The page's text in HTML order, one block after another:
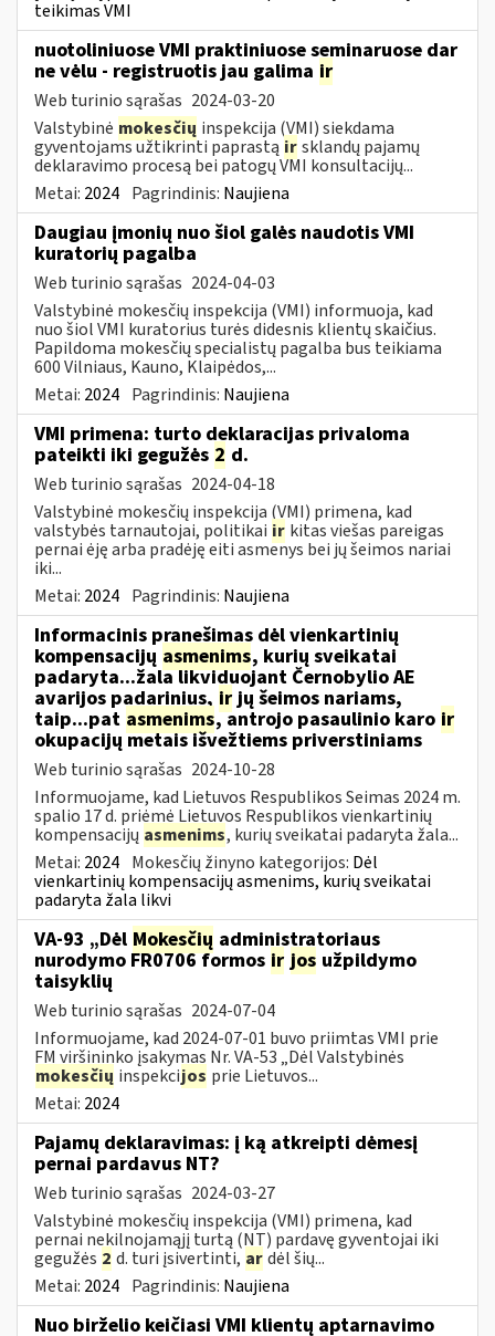
teikimas VMI
nuotoliniuose VMI praktiniuose seminaruose dar
ne vėlu - registruotis jau galima ir
Web turinio sąrašas 2024-03-20
Valstybinė mokesčių inspekcija (VMI) siekdama
gyventojams užtikrinti paprastą irsklandų pajamų
deklaravimo procesą bei patogų VMI konsultacijų...
Metai: 2024 Pagrindinis: Naujiena
Daugiau įmonių nuo šiol galės naudotis VMI
kuratorių pagalba
Web turinio sąrašas 2024-04-03
Valstybinė mokesčių inspekcija (VMI) informuoja, kad
nuo šiol VMI kuratorius turės didesnis klientų skaičius.
Papildoma mokesčių specialistų pagalba bus teikiama
600 Vilniaus, Kauno, Klaipėdos,...
Metai: 2024 Pagrindinis: Naujiena
VMI primena: turto deklaracijas privaloma
pateikti iki gegužės 2 d.
Web turinio sąrašas 2024-04-18
Valstybinė mokesčių inspekcija (VMI) primena, kad
valstybės tarnautojai, politikai ir kitas viešas pareigas
pernai ėję arba pradėję eiti asmenys bei jų šeimos nariai
iki...
Metai: 2024 Pagrindinis: Naujiena
Informacinis pranešimas dėl vienkartinių
kompensacijų asmenims, kurių sveikatai
padaryta...žala likviduojant Černobylio AE
avarijos padarinius, irjų šeimos nariams,
taip...pat asmenims, antrojo pasaulinio karo ir
okupacijų metais išvežtiems priverstiniams
Web turinio sąrašas 2024-10-28
Informuojame, kad Lietuvos Respublikos Seimas 2024 m.
spalio 17 d. priėmė Lietuvos Respublikos vienkartinių
kompensacijų asmenims, kurių sveikatai padaryta žala...
Metai: 2024 Mokesčių žinyno kategorijos: Dėl
vienkartinių kompensacijų asmenims, kurių sveikatai
padaryta žala likvi
VA-93 „Dėl Mokesčių administratoriaus
nurodymo FR0706 formos ir jos užpildymo
taisyklių
Web turinio sąrašas 2024-07-04
Informuojame, kad 2024-07-01 buvo priimtas VMI prie
FM viršininko įsakymas Nr. VA-53 „Dėl Valstybinės
mokesčių inspekcijos prie Lietuvos...
Metai: 2024
Pajamų deklaravimas: į ką atkreipti dėmesį
pernai pardavus NT?
Web turinio sąrašas 2024-03-27
Valstybinė mokesčių inspekcija (VMI) primena, kad
pernai nekilnojamąjį turtą (NT) pardavę gyventojai iki
gegužės 2 d. turi įsivertinti, ardėl šių...
Metai: 2024 Pagrindinis: Naujiena
Nuo birželio keičiasi VMI klientų aptarnavimo